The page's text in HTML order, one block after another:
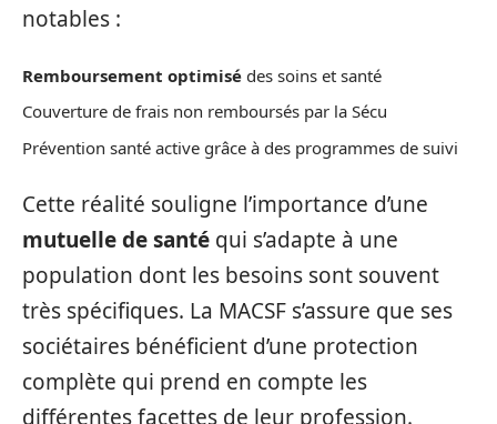
notables :
Remboursement optimisé des soins et santé
Couverture de frais non remboursés par la Sécu
Prévention santé active grâce à des programmes de suivi
Cette réalité souligne l’importance d’une
mutuelle de santé qui s’adapte à une
population dont les besoins sont souvent
très spécifiques. La MACSF s’assure que ses
sociétaires bénéficient d’une protection
complète qui prend en compte les
différentes facettes de leur profession.